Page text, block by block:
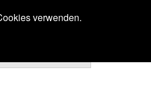
verwenden.